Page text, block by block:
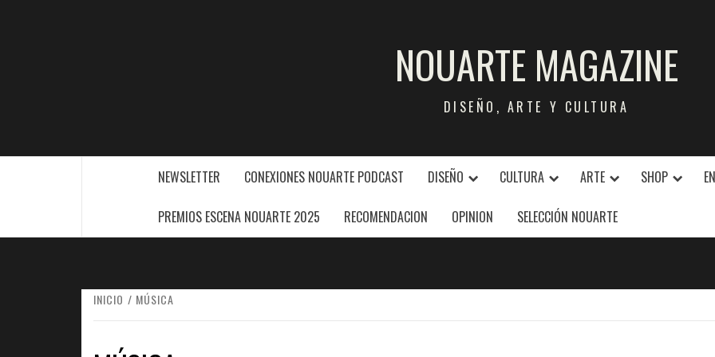
NOUARTE MAGAZINE
DISEÑO, ARTE Y CULTURA
NEWSLETTER CONEXIONES NOUARTE PODCAST DISEÑO CULTURA ARTE SHOP
PREMIOS ESCENA NOUARTE 2025 RECOMENDACION OPINION SELECCIÓN NOUARTE
INICIO MÚSICA